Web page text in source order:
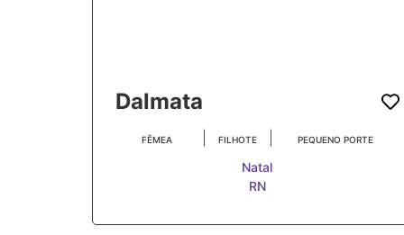
Dalmata
FÊMEA FILHOTE PEQUENO PORTE
Natal
RN